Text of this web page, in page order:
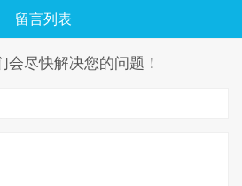
留言列表
尽快解决您的问题！